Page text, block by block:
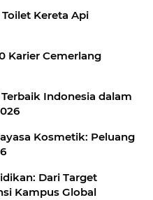
Kereta Api
Karier Cemerlang
Indonesia dalam
Kosmetik: Peluang
Dari Target
Kampus Global